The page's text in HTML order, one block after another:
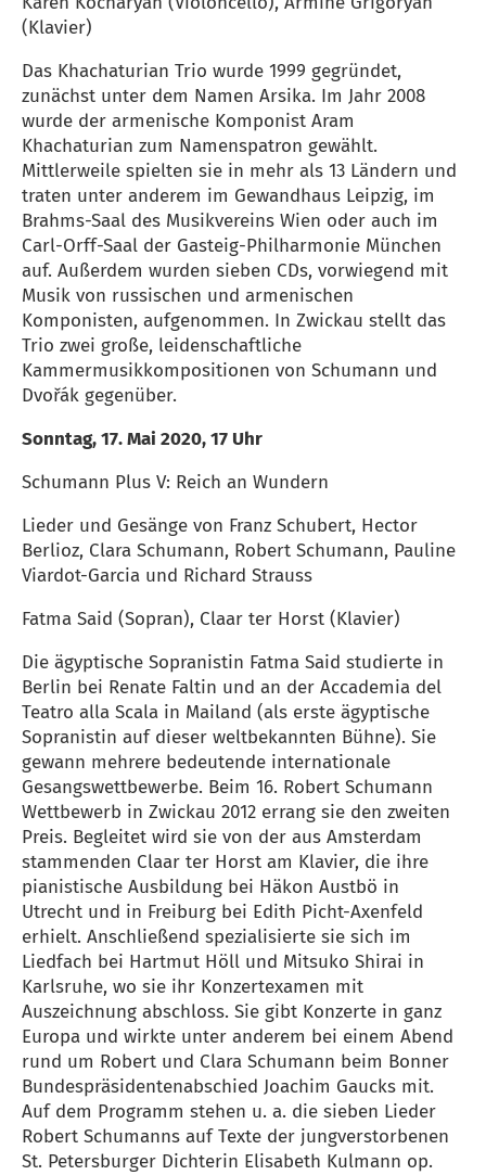
(Klavier)
Das Khachaturian Trio wurde 1999 gegründet,
zunächst unter dem Namen Arsika. Im Jahr 2008
wurde der armenische Komponist Aram
Khachaturian zum Namenspatron gewählt.
Mittlerweile spielten sie in mehr als 13 Ländern und
traten unter anderem im Gewandhaus Leipzig, im
Brahms-Saal des Musikvereins Wien oder auch im
Carl-Orff-Saal der Gasteig-Philharmonie München
auf. Außerdem wurden sieben CDs, vorwiegend mit
Musik von russischen und armenischen
Komponisten, aufgenommen. In Zwickau stellt das
Trio zwei große, leidenschaftliche
Kammermusikkompositionen von Schumann und
Dvořák gegenüber.
Sonntag, 17. Mai 2020, 17 Uhr
Schumann Plus V: Reich an Wundern
Lieder und Gesänge von Franz Schubert, Hector
Berlioz, Clara Schumann, Robert Schumann, Pauline
Viardot-Garcia und Richard Strauss
Fatma Said (Sopran), Claar ter Horst (Klavier)
Die ägyptische Sopranistin Fatma Said studierte in
Berlin bei Renate Faltin und an der Accademia del
Teatro alla Scala in Mailand (als erste ägyptische
Sopranistin auf dieser weltbekannten Bühne). Sie
gewann mehrere bedeutende internationale
Gesangswettbewerbe. Beim 16. Robert Schumann
Wettbewerb in Zwickau 2012 errang sie den zweiten
Preis. Begleitet wird sie von der aus Amsterdam
stammenden Claar ter Horst am Klavier, die ihre
pianistische Ausbildung bei Häkon Austbö in
Utrecht und in Freiburg bei Edith Picht-Axenfeld
erhielt. Anschließend spezialisierte sie sich im
Liedfach bei Hartmut Höll und Mitsuko Shirai in
Karlsruhe, wo sie ihr Konzertexamen mit
Auszeichnung abschloss. Sie gibt Konzerte in ganz
Europa und wirkte unter anderem bei einem Abend
rund um Robert und Clara Schumann beim Bonner
Bundespräsidentenabschied Joachim Gaucks mit.
Auf dem Programm stehen u. a. die sieben Lieder
Robert Schumanns auf Texte der jungverstorbenen
St. Petersburger Dichterin Elisabeth Kulmann op.